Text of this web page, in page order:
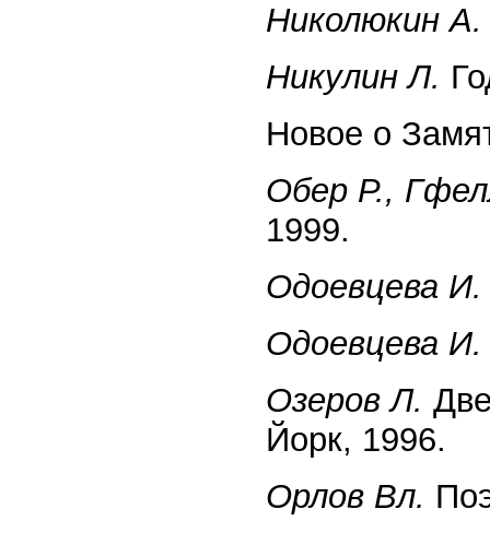
Николюкин А.
Никулин Л.
Новое о
Обер Р.,
1999.
Одоевцева И.
Одоевцева И.
Озеров Л.
Йорк, 1996.
Орлов Вл.